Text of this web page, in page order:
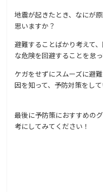
地震が起きたとき、なにが
思いますか？
避難することばかり考えて
な危険を回避することを怠
ケガをせずにスムーズに避
因を知って、予防対策をし
最後に予防策におすすめの
考にしてみてください！